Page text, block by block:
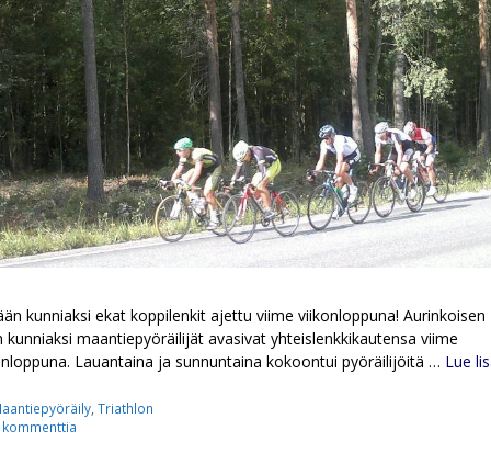
kunniaksi ekat koppilenkit ajettu viime viikonloppuna! Aurinkoisen
kunniaksi maantiepyöräilijät avasivat yhteislenkkikautensa viime
Lauantaina ja sunnuntaina kokoontui pyöräilijöitä … Lue
, Triathlon
kommenttia